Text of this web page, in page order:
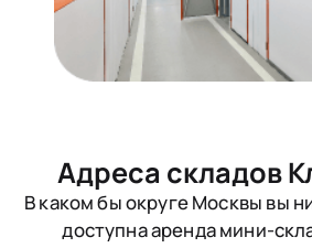
Адреса складов
В каком бы округе Москвы вы
доступна аренда мини-